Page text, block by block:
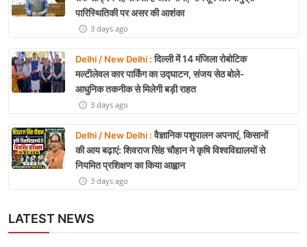
पारिस्थितिकी पर असर की आशंका
3 days ago
Delhi / New Delhi :दिल्ली में 14 मंजिला रोबोटिक
मल्टीलेवल कार पार्किंग का उद्घाटन, संजय सेठ बोले-
आधुनिक तकनीक से मिलेगी बड़ी राहत
3 days ago
Delhi / New Delhi :वैज्ञानिक पशुपालन अपनाएं, किसानों
की आय बढ़ाएं: शिवराज सिंह चौहान ने कृषि विश्वविद्यालयों से
नियमित प्रशिक्षण का किया आह्वान
3 days ago
LATEST NEWS